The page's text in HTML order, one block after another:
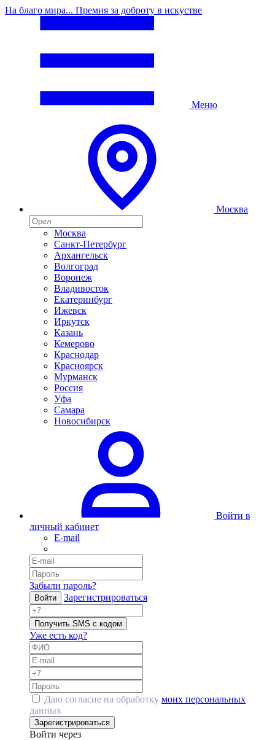
На благо мира... Премия за доброту в искустве
Меню
Москва
Москва
Санкт-Петербург
Архангельск
Волгоград
Воронеж
Владивосток
Екатеринбург
Ижевск
Иркутск
Казань
Кемерово
Краснодар
Красноярск
Мурманск
Россия
Уфа
Самара
Новосибирск
Войти в
личный кабинет
E-mail
Забыли пароль?
Войти Зарегистрироваться
Получить SMS с кодом
Уже есть код?
Даю согласие на обработку моих персональных
данных
Зарегистрироваться
Войти через